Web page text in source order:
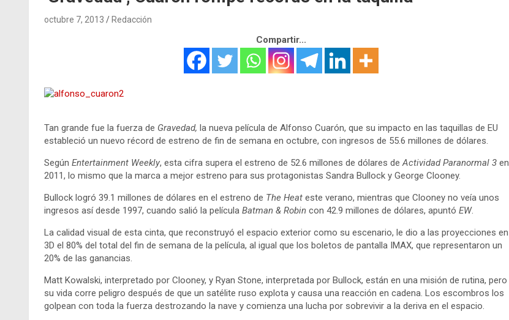
octubre 7, 2013 Redacción
Compartir...
Tan grande fue la fuerza de Gravedad, la nueva película de Alfonso Cuarón, que su impacto en las taquillas de EU
estableció un nuevo récord de estreno de fin de semana en octubre, con ingresos de 55.6 millones de dólares.
Según Entertainment Weekly, esta cifra supera el estreno de 52.6 millones de dólares deActividad Paranormal 3 en
2011, lo mismo que la marca a mejor estreno para sus protagonistas Sandra Bullock y George Clooney.
Bullock logró 39.1 millones de dólares en el estreno de The Heat este verano, mientras que Clooney no veía unos
ingresos así desde 1997, cuando salió la película Batman & Robin con 42.9 millones de dólares, apuntó EW.
La calidad visual de esta cinta, que reconstruyó el espacio exterior como su escenario, le dio a las proyecciones en
3D el 80% del total del fin de semana de la película, al igual que los boletos de pantalla IMAX, que representaron un
20% de las ganancias.
Matt Kowalski, interpretado por Clooney, y Ryan Stone, interpretada por Bullock, están en una misión de rutina, pero
su vida corre peligro después de que un satélite ruso explota y causa una reacción en cadena. Los escombros los
golpean con toda la fuerza destrozando la nave y comienza una lucha por sobrevivir a la deriva en el espacio.